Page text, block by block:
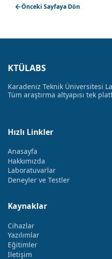
Önceki Sayfaya Dön
KTÜLABS
Karadeniz Teknik Üniversitesi
Tüm araştırma altyapısı tek
Hızlı Linkler
Anasayfa
Hakkımızda
Laboratuvarlar
Deneyler ve Testler
Kaynaklar
Cihazlar
Yazılımlar
Eğitimler
İletişim